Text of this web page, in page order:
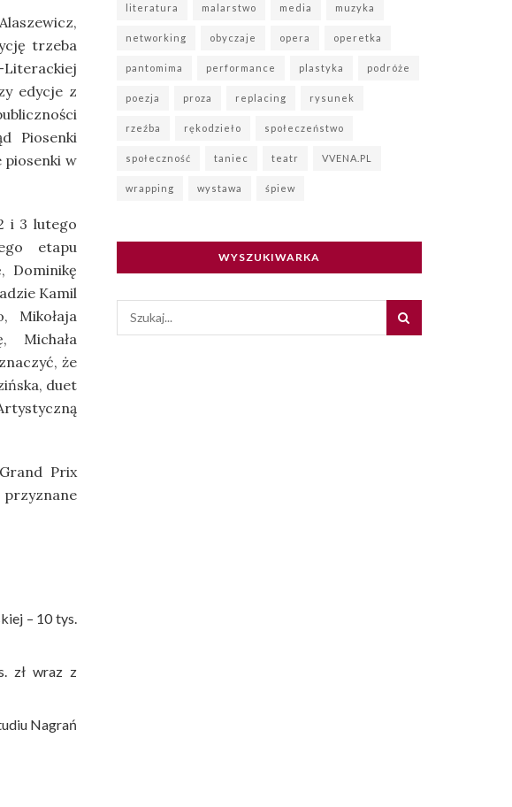
trzeba
Literackiej
edycje z
Piosenki
piosenki w
i 3 lutego
etapu
Dominikę
Kamil
Mikołaja
Michała
że
duet
Prix
– 10 tys.
zł wraz z
Nagrań
literatura malarstwo media muzyka
networking obyczaje opera operetka
pantomima performance plastyka podróże
poezja proza replacing rysunek
rzeźba rękodzieło społeczeństwo
społeczność taniec teatr VVENA.PL
wrapping wystawa śpiew
WYSZUKIWARKA